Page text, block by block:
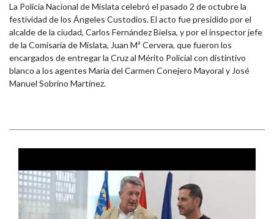
La Policía Nacional de Mislata celebró el pasado 2 de octubre la
festividad de los Ángeles Custodios. El acto fue presidido por el
alcalde de la ciudad, Carlos Fernández Bielsa, y por el inspector jefe
de la Comisaría de Mislata, Juan Mª Cervera, que fueron los
encargados de entregar la Cruz al Mérito Policial con distintivo
blanco a los agentes María del Carmen Conejero Mayoral y José
Manuel Sobrino Martínez.